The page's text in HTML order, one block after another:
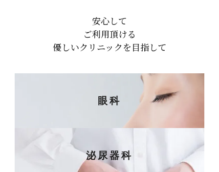
安心して
ご利用頂ける
優しいクリニックを目指して
眼科
泌尿器科